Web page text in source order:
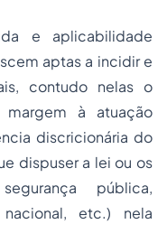
e aplicabilidade
aptas a incidir e
contudo nelas o
margem à atuação
discricionária do
dispuser a lei ou os
pública,
etc.) nela